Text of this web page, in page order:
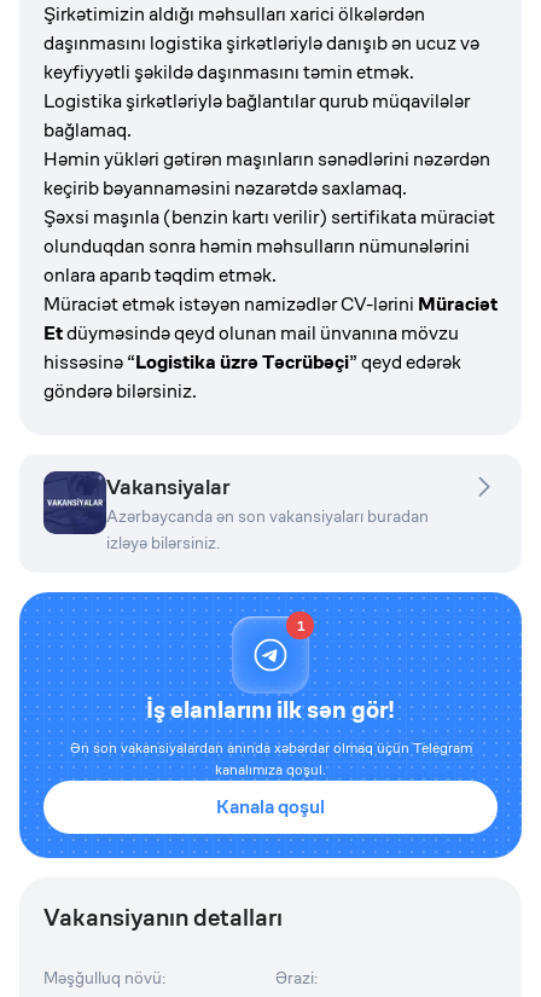
Şirkətimizin aldığı məhsulları xarici ölkələrdən
daşınmasını logistika şirkətləriylə danışıb ən ucuz və
keyfiyyətli şəkildə daşınmasını təmin etmək.
Logistika şirkətləriylə bağlantılar qurub müqavilələr
bağlamaq.
Həmin yükləri gətirən maşınların sənədlərini nəzərdən
keçirib bəyannaməsini nəzarətdə saxlamaq.
Şəxsi maşınla (benzin kartı verilir) sertifikata müraciət
olunduqdan sonra həmin məhsulların nümunələrini
onlara aparıb təqdim etmək.
Müraciət etmək istəyən namizədlər CV-lərini Müraciət
Etdüyməsində qeyd olunan mail ünvanına mövzu
hissəsinə “Logistika üzrə Təcrübəçi” qeyd edərək
göndərə bilərsiniz.
Vakansiyalar
Azərbaycanda ən son vakansiyaları buradan
izləyə bilərsiniz.
1
İş elanlarını ilk sən gör!
Ən son vakansiyalardan anında xəbərdar olmaq üçün Telegram
kanalımıza qoşul.
Kanala qoşul
Vakansiyanın detalları
Məşğulluq növü:
Ərazi: